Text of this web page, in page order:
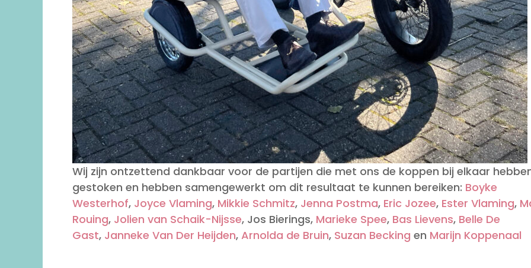
Wij zijn ontzettend dankbaar voor de partijen die met ons de koppen bij elkaar
gestoken en hebben samengewerkt om dit resultaat te kunnen bereiken: Boyke
Westerhof, Joyce Vlaming, Mikkie Schmitz, Jenna Postma, Eric Jozee, Ester Vlaming,
Rouing, Jolien van Schaik-Nijsse, Jos Bierings, Marieke Spee, Bas Lievens, Belle De
Gast, Janneke Van Der Heijden, Arnolda de Bruin, Suzan Becking en Marijn Koppenaal